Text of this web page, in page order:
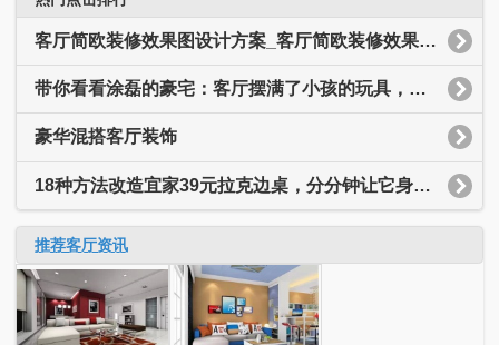
客厅简欧装修效果图设计方案_客厅简欧装修效果图大全
带你看看涂磊的豪宅：客厅摆满了小孩的玩具，装修简约又温馨
豪华混搭客厅装饰
18种方法改造宜家39元拉克边桌，分分钟让它身价翻十倍
推荐客厅资讯